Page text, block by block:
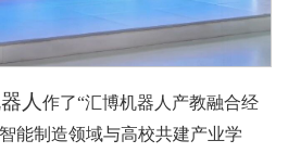
人 作了“汇博机器人产教融合经
能制造领域与高校共建产业学